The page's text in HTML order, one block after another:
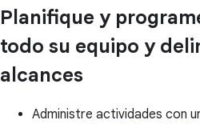
Planifique y
todo su equipo y
alcances
Administre actividades con